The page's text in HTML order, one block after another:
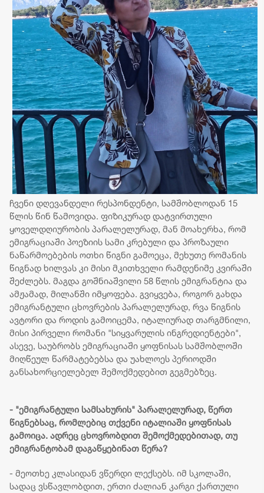
ჩვენი დღევანდელი რესპონდენტი, სამშობლოდან 15
წლის წინ წამოვიდა. ფიზიკურად დატვირთული
ყოველდღიურობის პარალელურად, მან მოახერხა, რომ
ემიგრაციაში პოეზიის სამი კრებული და პროზაული
ნაწარმოებების ოთხი წიგნი გამოეცა, მეხუთე რომანის
წიგნად ხილვას კი მისი მკითხველი რამდენიმე კვირაში
შეძლებს. მაგდა გოშნიაშვილი 58 წლის ემიგრანტია და
ამჟამად, მილანში იმყოფება. გვიყვება, როგორ გახდა
ემიგრანტული ცხოვრების პარალელურად, რვა წიგნის
ავტორი და როდის გამოიცემა, იტალიურად თარგმნილი,
მისი პირველი რომანი "სიყვარულის ინგრედიენტები",
ასევე, საუბრობს ემიგრაციაში ყოფნისას სამშობლოში
მიღწეულ წარმატებებსა და უახლოეს პერიოდში
განსახორციელებელ შემოქმედებით გეგმებზეც.
- "ემიგრანტული სამსახურის" პარალელურად, წერთ
წიგნებსაც, რომლებიც თქვენი იტალიაში ყოფნისას
გამოიცა. ადრეც ცხოვრობდით შემოქმედებითად, თუ
ემიგრანტობამ დაგაწყებინათ წერა?
- მეოთხე კლასიდან ვწერდი ლექსებს. იმ სკოლაში,
სადაც ვსწავლობდით, ერთი ძალიან კარგი ქართული